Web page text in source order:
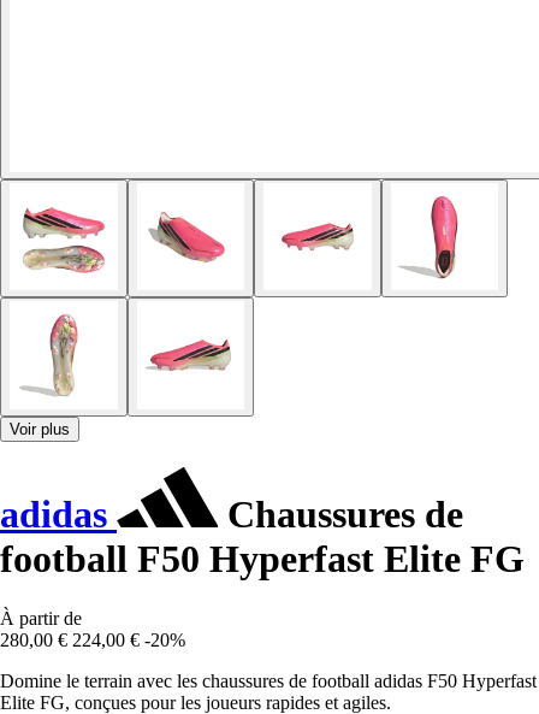
Voir plus
adidas
Chaussures de
football F50 Hyperfast Elite FG
À partir de
280,00 € 224,00 € -20%
Domine le terrain avec les chaussures de football adidas F50 Hyperfast
Elite FG, conçues pour les joueurs rapides et agiles.